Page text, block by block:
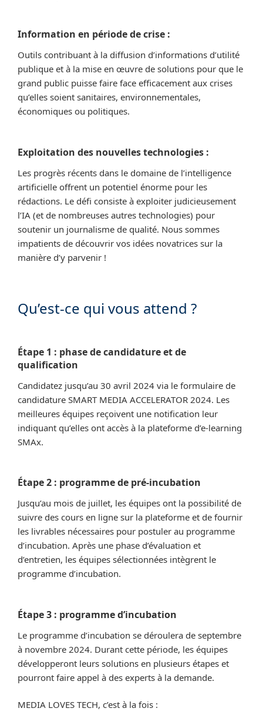
Information en période de crise :
Outils contribuant à la diffusion d’informations d’utilité
publique et à la mise en œuvre de solutions pour que le
grand public puisse faire face efficacement aux crises
qu’elles soient sanitaires, environnementales,
économiques ou politiques.
Exploitation des nouvelles technologies :
Les progrès récents dans le domaine de l’intelligence
artificielle offrent un potentiel énorme pour les
rédactions. Le défi consiste à exploiter judicieusement
l’IA (et de nombreuses autres technologies) pour
soutenir un journalisme de qualité. Nous sommes
impatients de découvrir vos idées novatrices sur la
manière d’y parvenir !
Qu’est-ce qui vous attend ?
Étape 1 : phase de candidature et de
qualification
Candidatez jusqu’au 30 avril 2024 via le formulaire de
candidature SMART MEDIA ACCELERATOR 2024. Les
meilleures équipes reçoivent une notification leur
indiquant qu’elles ont accès à la plateforme d’e-learning
SMAx.
Étape 2 : programme de pré-incubation
Jusqu’au mois de juillet, les équipes ont la possibilité de
suivre des cours en ligne sur la plateforme et de fournir
les livrables nécessaires pour postuler au programme
d’incubation. Après une phase d’évaluation et
d’entretien, les équipes sélectionnées intègrent le
programme d’incubation.
Étape 3 : programme d’incubation
Le programme d’incubation se déroulera de septembre
à novembre 2024. Durant cette période, les équipes
développeront leurs solutions en plusieurs étapes et
pourront faire appel à des experts à la demande.
MEDIA LOVES TECH, c’est à la fois :